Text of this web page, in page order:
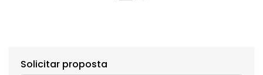
Solicitar proposta